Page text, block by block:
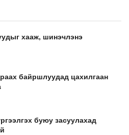
хааж, шинэчлэнэ
байршлуудад цахилгаан
буюу засуулахад